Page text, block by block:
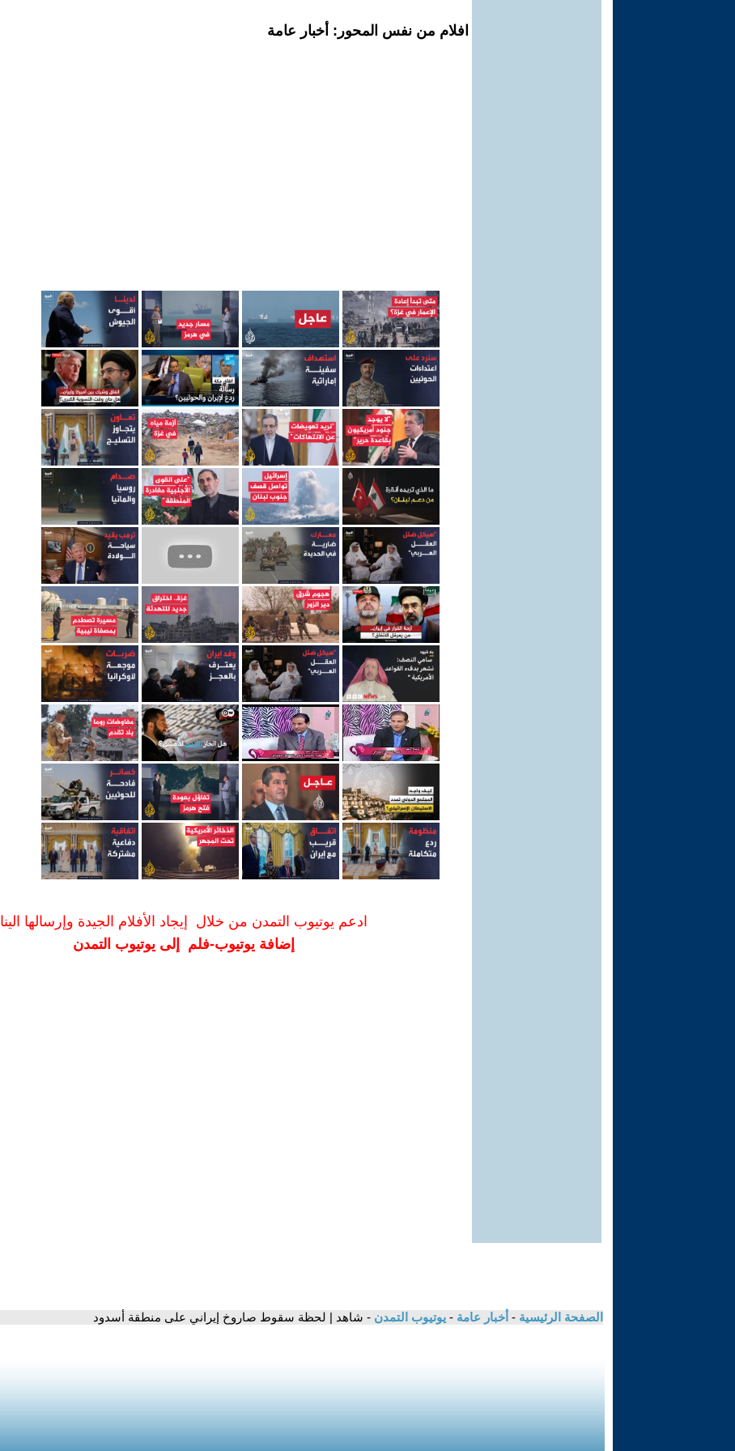
افلام من نفس المحور: أخبار عامة
ادعم يوتيوب التمدن من خلال إيجاد الأفلام الجيدة وإرسالها الينا
إضافة يوتيوب-فلم إلى يوتيوب التمدن
الصفحة الرئيسية - أخبار عامة - يوتيوب التمدن - شاهد | لحظة سقوط صاروخ إيراني على منطقة أسدود